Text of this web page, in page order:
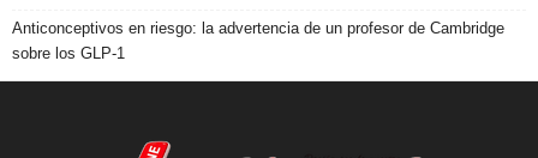
Anticonceptivos en riesgo: la advertencia de un profesor de Cambridge
sobre los GLP-1